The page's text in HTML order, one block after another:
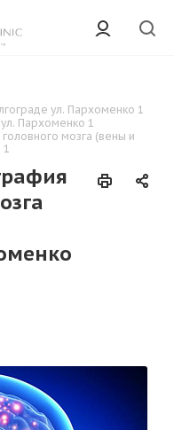
ул. Пархоменко 1
Пархоменко 1
мозга (вены и
1